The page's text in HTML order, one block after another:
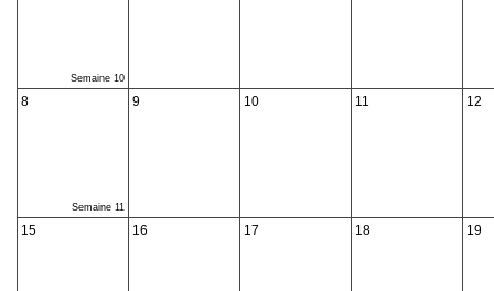
Semaine 10
8
Semaine 11
9 10 11 12
15 16 17 18 19